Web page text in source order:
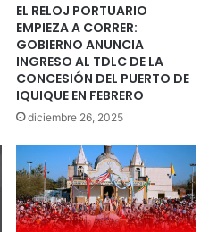
EL RELOJ PORTUARIO
EMPIEZA A CORRER:
GOBIERNO ANUNCIA
INGRESO AL TDLC DE LA
CONCESIÓN DEL PUERTO DE
IQUIQUE EN FEBRERO
diciembre 26, 2025